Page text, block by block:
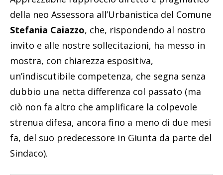
della neo Assessora all’Urbanistica del Comune
Stefania Caiazzo, che, rispondendo al nostro
invito e alle nostre sollecitazioni, ha messo in
mostra, con chiarezza espositiva,
un’indiscutibile competenza, che segna senza
dubbio una netta differenza col passato (ma
ciò non fa altro che amplificare la colpevole
strenua difesa, ancora fino a meno di due mesi
fa, del suo predecessore in Giunta da parte del
Sindaco).